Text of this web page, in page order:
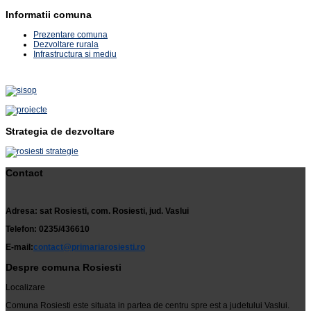
Informatii comuna
Prezentare comuna
Dezvoltare rurala
Infrastructura si mediu
Strategia de dezvoltare
Contact
Adresa: sat Rosiesti, com. Rosiesti, jud. Vaslui
Telefon: 0235/436610
E-mail:contact@primariarosiesti.ro
Despre comuna Rosiesti
Localizare
Comuna Rosiesti este situata in partea de centru spre est a judetului Vaslui.